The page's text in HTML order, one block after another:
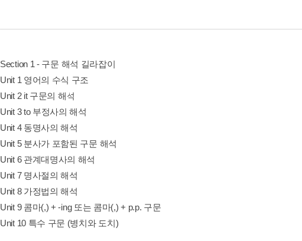
Section 1 - 구문 해석 길라잡이
Unit 1 영어의 수식 구조
Unit 2 it 구문의 해석
Unit 3 to 부정사의 해석
Unit 4 동명사의 해석
Unit 5 분사가 포함된 구문 해석
Unit 6 관계대명사의 해석
Unit 7 명사절의 해석
Unit 8 가정법의 해석
Unit 9 콤마(,) + -ing 또는 콤마(,) + p.p. 구문
Unit 10 특수 구문 (병치와 도치)